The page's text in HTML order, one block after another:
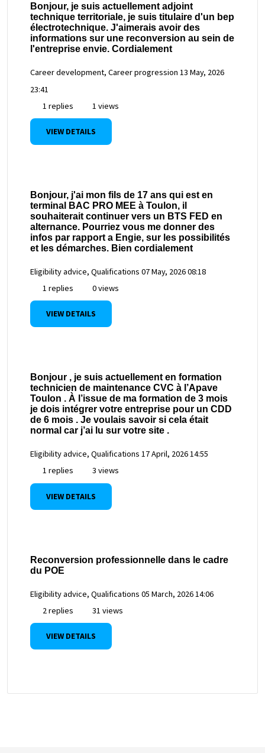
Bonjour, je suis actuellement adjoint
technique territoriale, je suis titulaire d'un bep
électrotechnique. J'aimerais avoir des
informations sur une reconversion au sein de
l'entreprise envie. Cordialement
Career development, Career progression 13 May, 2026
23:41
1 replies
1 views
VIEW DETAILS
Bonjour, j'ai mon fils de 17 ans qui est en
terminal BAC PRO MEE à Toulon, il
souhaiterait continuer vers un BTS FED en
alternance. Pourriez vous me donner des
infos par rapport a Engie, sur les possibilités
et les démarches. Bien cordialement
Eligibility advice, Qualifications 07 May, 2026 08:18
1 replies
0 views
VIEW DETAILS
Bonjour , je suis actuellement en formation
technicien de maintenance CVC à l’Apave
Toulon . À l’issue de ma formation de 3 mois
je dois intégrer votre entreprise pour un CDD
de 6 mois . Je voulais savoir si cela était
normal car j’ai lu sur votre site .
Eligibility advice, Qualifications 17 April, 2026 14:55
1 replies
3 views
VIEW DETAILS
Reconversion professionnelle dans le cadre
du POE
Eligibility advice, Qualifications 05 March, 2026 14:06
2 replies
31 views
VIEW DETAILS